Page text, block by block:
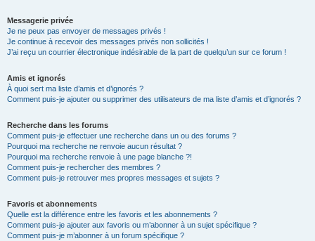
Messagerie privée
Je ne peux pas envoyer de messages privés !
Je continue à recevoir des messages privés non sollicités !
J’ai reçu un courrier électronique indésirable de la part de quelqu’un sur ce forum !
Amis et ignorés
À quoi sert ma liste d’amis et d’ignorés ?
Comment puis-je ajouter ou supprimer des utilisateurs de ma liste d’amis et d’ignorés ?
Recherche dans les forums
Comment puis-je effectuer une recherche dans un ou des forums ?
Pourquoi ma recherche ne renvoie aucun résultat ?
Pourquoi ma recherche renvoie à une page blanche ?!
Comment puis-je rechercher des membres ?
Comment puis-je retrouver mes propres messages et sujets ?
Favoris et abonnements
Quelle est la différence entre les favoris et les abonnements ?
Comment puis-je ajouter aux favoris ou m’abonner à un sujet spécifique ?
Comment puis-je m’abonner à un forum spécifique ?